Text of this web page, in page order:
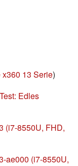
x360 13 Serie)
Edles
(i7-8550U, FHD,
ae000 (i7-8550U,